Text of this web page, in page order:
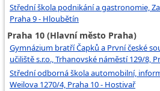
Střední škola podnikání a gastronomie,
Praha 9 - Hloubětín
Praha 10 (Hlavní město Praha)
Gymnázium bratří Čapků a První české
učiliště s.r.o., Trhanovské náměstí 129/8,
Střední odborná škola automobilní,
Weilova 1270/4, Praha 10 - Hostivař